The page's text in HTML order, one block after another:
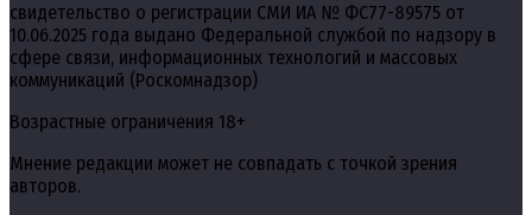
свидетельство о регистрации СМИ ИА № ФС77-89575 от
10.06.2025 года выдано Федеральной службой по надзору в
сфере связи, информационных технологий и массовых
коммуникаций (Роскомнадзор)
Возрастные ограничения 18+
Мнение редакции может не совпадать с точкой зрения
авторов.